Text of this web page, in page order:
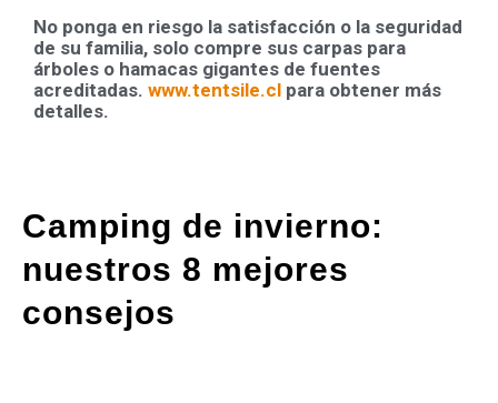
No ponga en riesgo la satisfacción o la seguridad
de su familia, solo compre sus carpas para
árboles o hamacas gigantes de fuentes
acreditadas. www.tentsile.cl para obtener más
detalles.
Camping de invierno:
nuestros 8 mejores
consejos